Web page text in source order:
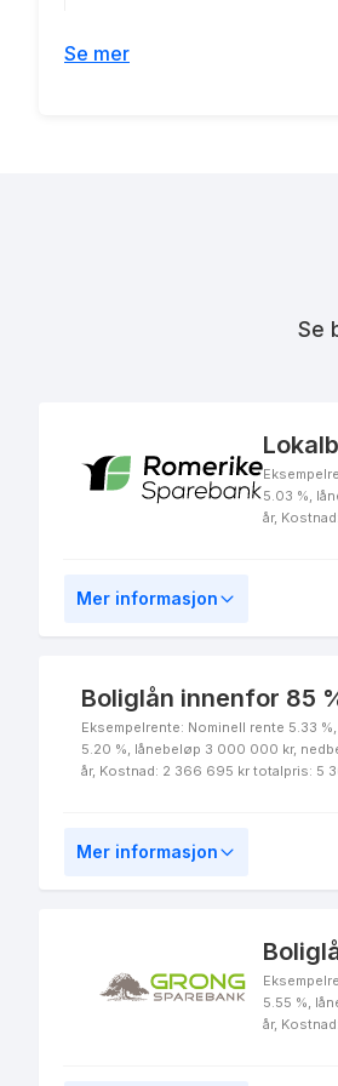
90 %
Se mer
Se
5.03 %,
år,
Mer informasjon
Boliglån innenfor 85
Eksempelrente: Nominell rente 5.33
5.20 %, lånebeløp 3 000 000 kr,
år, Kostnad: 2 366 695 kr totalpris: 5
Mer informasjon
5.55 %,
år,